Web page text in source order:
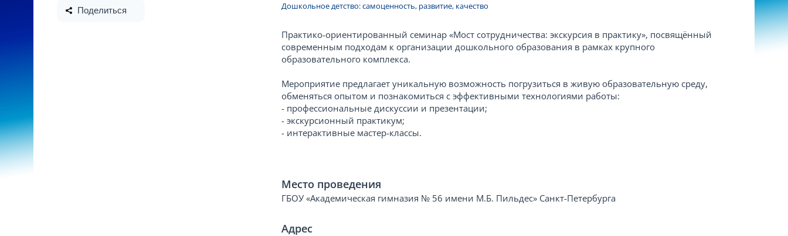
Поделиться Дошкольное детство: самоценность, развитие, качество
Практико-ориентированный семинар «Мост сотрудничества: экскурсия в практику», посвящённый
современным подходам к организации дошкольного образования в рамках крупного
образовательного комплекса.
Мероприятие предлагает уникальную возможность погрузиться в живую образовательную среду,
обменяться опытом и познакомиться с эффективными технологиями работы:
- профессиональные дискуссии и презентации;
- экскурсионный практикум;
- интерактивные мастер-классы.
Место проведения
ГБОУ «Академическая гимназия № 56 имени М.Б. Пильдес» Санкт-Петербурга
Адрес